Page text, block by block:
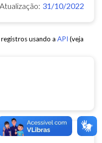
Atualização: 31/10/2022
usando a API (veja